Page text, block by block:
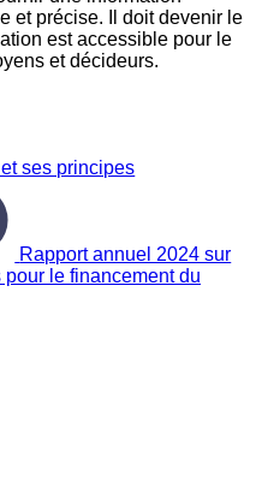
et précise. Il doit devenir le
est accessible pour le
et décideurs.
ses principes
Rapport annuel 2024 sur
pour le financement du